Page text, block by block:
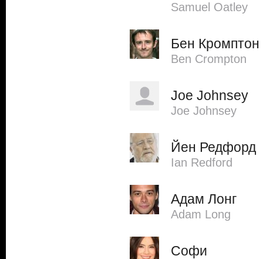
Samuel Oatley
Бен Кромптон
Ben Crompton
Joe Johnsey
Joe Johnsey
Йен Редфорд
Ian Redford
Адам Лонг
Adam Long
Софи